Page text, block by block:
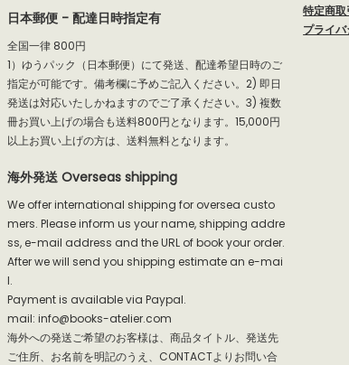
日本郵便 - 配達日時指定有
全国一律 800円
1）ゆうパック（日本郵便）にて発送、配達希望日時のご
指定が可能です。備考欄に予めご記入ください。2) 即日
発送は対応いたしかねますのでご了承ください。3) 複数
冊お買い上げの場合も送料800円となります。15,000円
以上お買い上げの方は、送料無料となります。
海外発送 Overseas shipping
We offer international shipping for oversea custo
mers. Please inform us your name, shipping addre
ss, e-mail address and the URL of book your order.
After we will send you shipping estimate an e-mai
l.
Payment is available via Paypal.
mail: info@books-atelier.com
海外への発送ご希望のお客様は、商品タイトル、発送先
ご住所、お名前を明記のうえ、CONTACTよりお問い合
特定商
プライ